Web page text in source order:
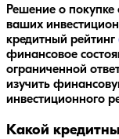
Решение о покупке
ваших
кредитный рейтинг
финансовое
ограниченной
изучить
инвестиционного
Какой